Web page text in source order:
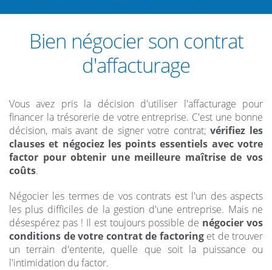
Bien négocier son contrat
d'affacturage
Vous avez pris la décision d'utiliser l'affacturage pour
financer la trésorerie de votre entreprise. C'est une bonne
décision, mais avant de signer votre contrat;vérifiez les
clauses et négociez les points essentiels avec votre
factor pour obtenir une meilleure maîtrise de vos
coûts.
Négocier les termes de vos contrats est l'un des aspects
les plus difficiles de la gestion d'une entreprise. Mais ne
désespérez pas ! Il est toujours possible de négocier vos
conditions de votre contrat de factoringet de trouver
un terrain d'entente, quelle que soit la puissance ou
l'intimidation du factor.